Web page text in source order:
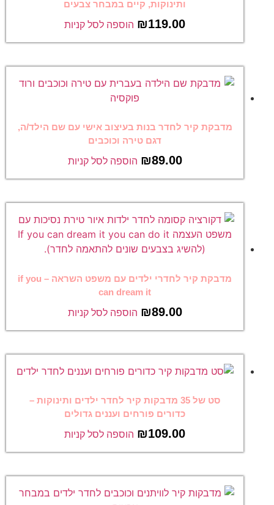
ותינוקות, קיים במבחר צבעים
₪119.00 הוספה לסל קניות
מדבקת קיר לחדר בנות בעיצוב אישי עם שם הילד/ה,
דגם טירה וכוכבים
₪89.00 הוספה לסל קניות
מדבקת קיר לחדרי ילדים עם משפט השראה – if you
can dream it
₪89.00 הוספה לסל קניות
סט של 35 מדבקות קיר לחדר ילדים ותינוקות –
כדורים פורחים ועננים גדולים
₪109.00 הוספה לסל קניות